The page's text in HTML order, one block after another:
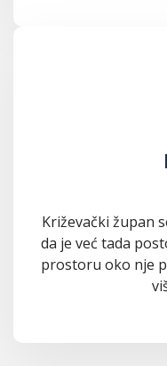
Križevački župan
da je već tada
prostoru oko nje